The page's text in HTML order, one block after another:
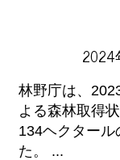
2024
林野庁は、
よる森林取得
134ヘクタール
た。 ...